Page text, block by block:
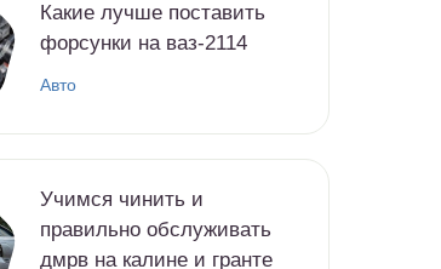
Какие лучше поставить
форсунки на ваз-2114
Авто
Учимся чинить и
правильно обслуживать
дмрв на калине и гранте